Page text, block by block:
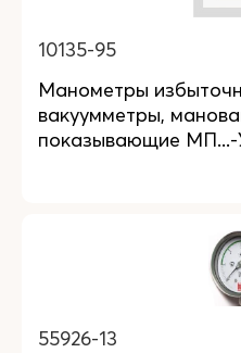
10135-95
Манометры
вакуумметры,
показывающие
55926-13